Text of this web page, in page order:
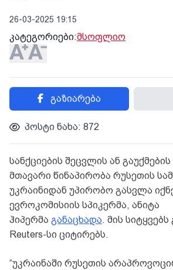
26-03-2025 19:15
კატეგორიები:მსოფლიო
გაზიარება
პოსტი ნახა: 872
სანქციების შეცვლის ან
მთავარი წინაპირობა რუსეთის
უკრაინიდან უპირობო გასვლა
ევროკომისიის სპიკერმა, ანიტა
ჰიპერმა განაცხადა. მის
Reuters-სი ციტირებს.
“უკრაინაში რუსეთის